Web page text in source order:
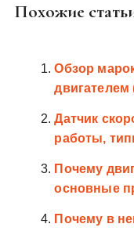
Похожие
Обзор
двигателем
Датчик
работы,
Почему
основные
Почему в